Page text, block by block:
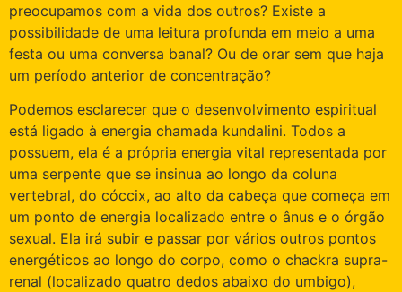
preocupamos com a vida dos outros? Existe a
possibilidade de uma leitura profunda em meio a uma
festa ou uma conversa banal? Ou de orar sem que haja
um período anterior de concentração?
Podemos esclarecer que o desenvolvimento espiritual
está ligado à energia chamada kundalini. Todos a
possuem, ela é a própria energia vital representada por
uma serpente que se insinua ao longo da coluna
vertebral, do cóccix, ao alto da cabeça que começa em
um ponto de energia localizado entre o ânus e o órgão
sexual. Ela irá subir e passar por vários outros pontos
energéticos ao longo do corpo, como o chackra supra-
renal (localizado quatro dedos abaixo do umbigo),